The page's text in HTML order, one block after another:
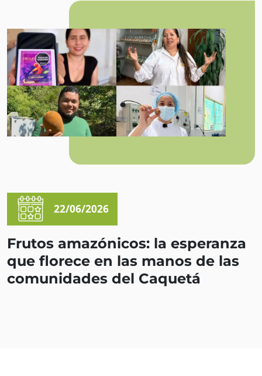
22/06/2026
Frutos amazónicos: la esperanza
que florece en las manos de las
comunidades del Caquetá